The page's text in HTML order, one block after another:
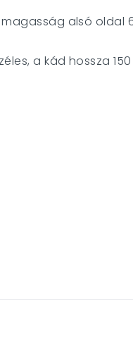
magasság alsó
a kád hossza